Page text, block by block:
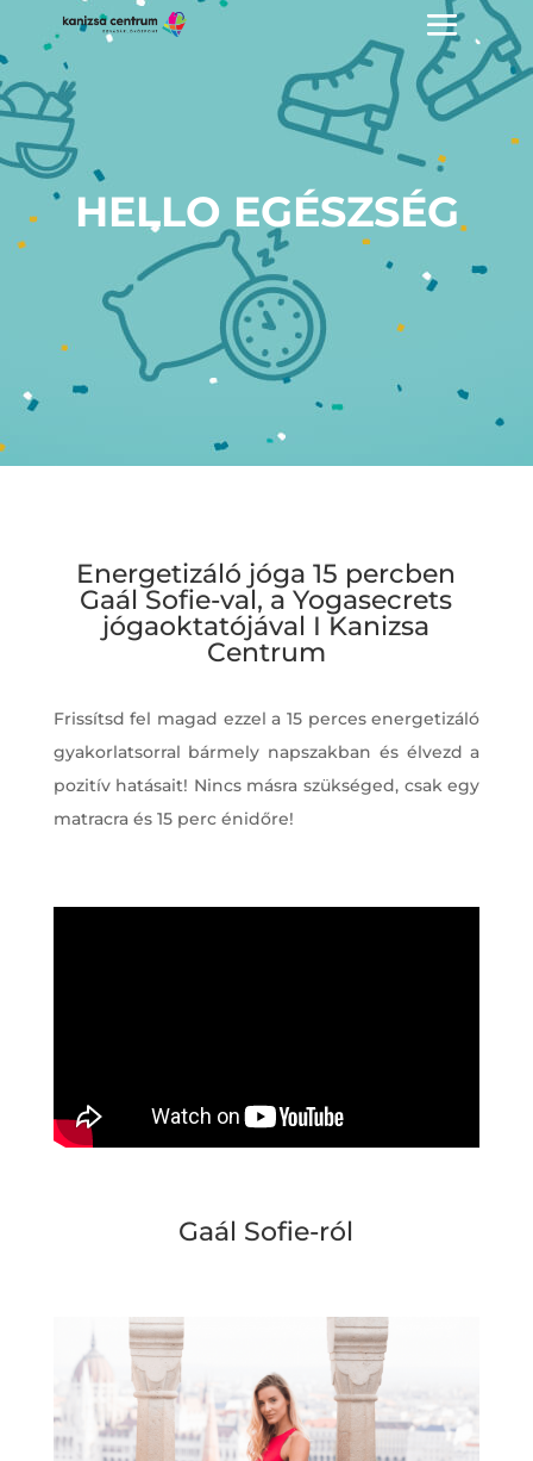
HELLO EGÉSZSÉG
Energetizáló jóga 15 percben
Gaál Sofie-val, a Yogasecrets
jógaoktatójával I Kanizsa
Centrum
Frissítsd fel magad ezzel a 15 perces energetizáló
gyakorlatsorral bármely napszakban és élvezd a
pozitív hatásait! Nincs másra szükséged, csak egy
matracra és 15 perc énidőre!
Gaál Sofie-ról